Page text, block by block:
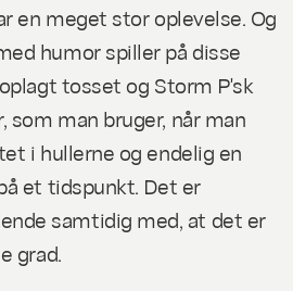
en meget stor oplevelse. Og
humor spiller på disse
tosset og Storm P'sk
som man bruger, når man
i hullerne og endelig en
et tidspunkt. Det er
samtidig med, at det er
grad.